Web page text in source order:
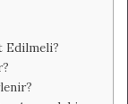
Edilmeli?